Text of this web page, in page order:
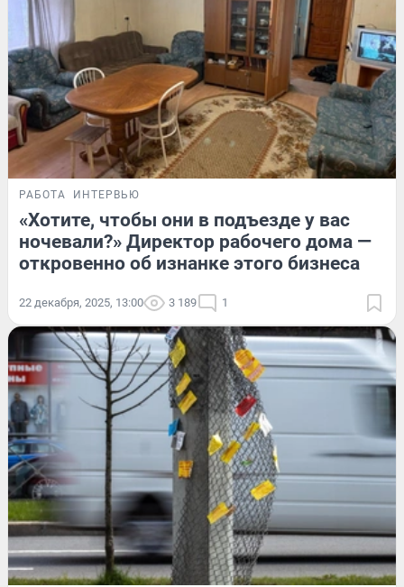
РАБОТА ИНТЕРВЬЮ
«Хотите, чтобы они в подъезде у вас
ночевали?» Директор рабочего дома —
откровенно об изнанке этого бизнеса
22 декабря, 2025, 13:00 3 189 1